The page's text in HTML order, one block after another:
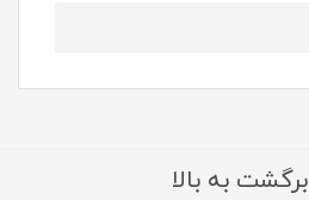
برگشت به بالا